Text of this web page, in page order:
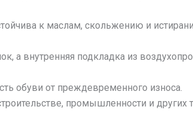
к маслам, скольжению и
а внутренняя подкладка из
обуви от преждевременного износа.
промышленности и других